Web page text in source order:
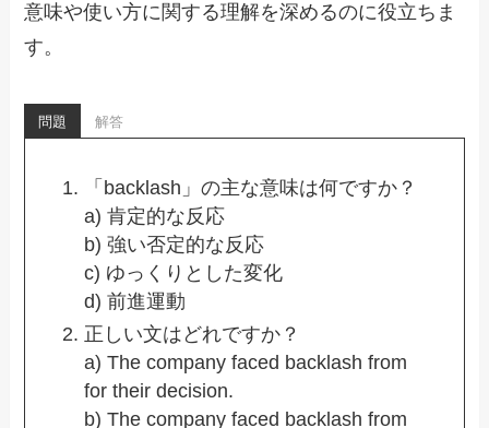
意味や使い方に関する理解を深めるのに役立ちま
す。
問題 解答
「backlash」の主な意味は何ですか？
a) 肯定的な反応
b) 強い否定的な反応
c) ゆっくりとした変化
d) 前進運動
正しい文はどれですか？
a) The company faced backlash from
for their decision.
b) The company faced backlash from